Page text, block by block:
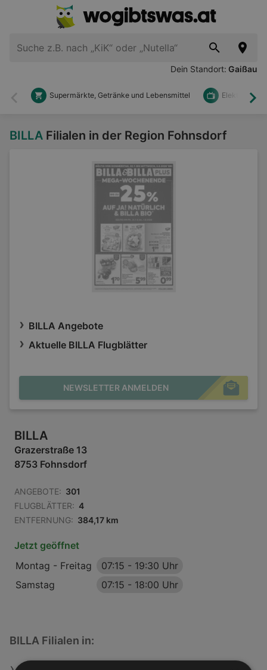
Dein Standort: Gaißau
Zurück
Supermärkte, Getränke und Lebensmittel Elektronik
BILLA Filialen in der Region Fohnsdorf
BILLA Angebote
Aktuelle BILLA Flugblätter
NEWSLETTER ANMELDEN
BILLA
Grazerstraße 13
8753 Fohnsdorf
ANGEBOTE: 301
FLUGBLÄTTER: 4
ENTFERNUNG: 384,17 km
Jetzt geöffnet
Montag - Freitag
07:15 - 19:30 Uhr
Samstag
07:15 - 18:00 Uhr
BILLA Filialen in: